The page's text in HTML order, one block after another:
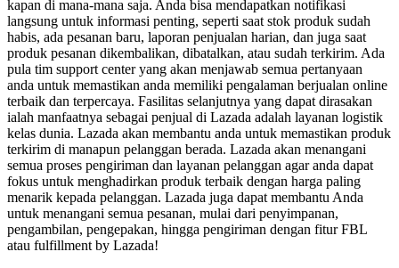
kapan di mana-mana saja. Anda bisa mendapatkan notifikasi
langsung untuk informasi penting, seperti saat stok produk sudah
habis, ada pesanan baru, laporan penjualan harian, dan juga saat
produk pesanan dikembalikan, dibatalkan, atau sudah terkirim. Ada
pula tim support center yang akan menjawab semua pertanyaan
anda untuk memastikan anda memiliki pengalaman berjualan online
terbaik dan terpercaya. Fasilitas selanjutnya yang dapat dirasakan
ialah manfaatnya sebagai penjual di Lazada adalah layanan logistik
kelas dunia. Lazada akan membantu anda untuk memastikan produk
terkirim di manapun pelanggan berada. Lazada akan menangani
semua proses pengiriman dan layanan pelanggan agar anda dapat
fokus untuk menghadirkan produk terbaik dengan harga paling
menarik kepada pelanggan. Lazada juga dapat membantu Anda
untuk menangani semua pesanan, mulai dari penyimpanan,
pengambilan, pengepakan, hingga pengiriman dengan fitur FBL
atau fulfillment by Lazada!